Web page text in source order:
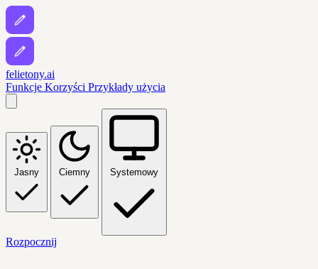
felietony.ai
Funkcje Korzyści Przykłady użycia
Jasny Ciemny Systemowy
Rozpocznij